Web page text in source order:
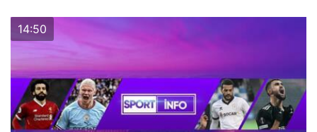
14:50